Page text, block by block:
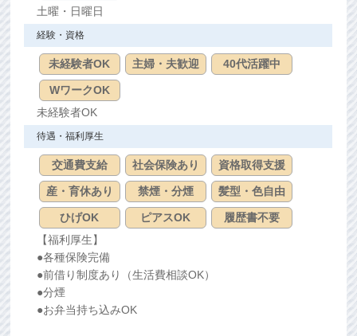
土曜・日曜日
経験・資格
未経験者OK 主婦・夫歓迎 40代活躍中
WワークOK
未経験者OK
待遇・福利厚生
交通費支給 社会保険あり 資格取得支援
産・育休あり 禁煙・分煙 髪型・色自由
ひげOK ピアスOK
履歴書不要
【福利厚生】
●各種保険完備
●前借り制度あり（生活費相談OK）
●分煙
●お弁当持ち込みOK